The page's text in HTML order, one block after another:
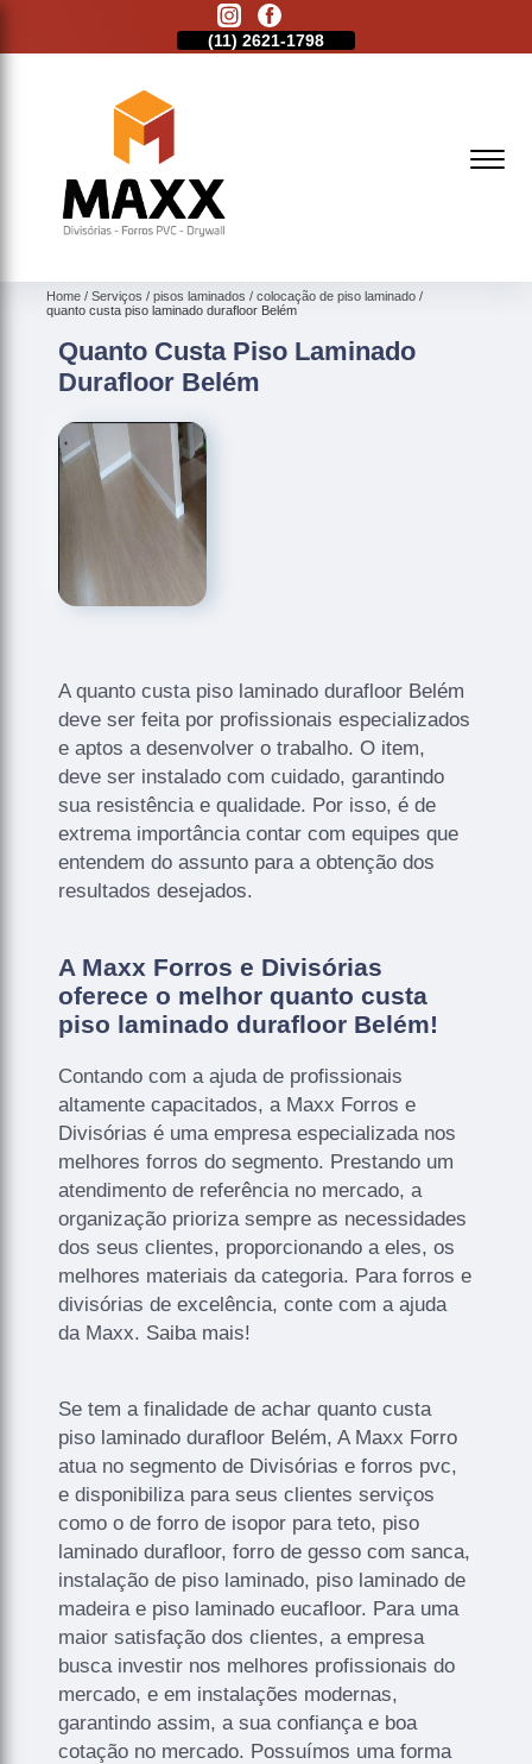
(11) 2621-1798
Home Serviços pisos laminados
colocação de piso laminado
quanto custa piso laminado durafloor Belém
Quanto Custa Piso Laminado
Durafloor Belém
A quanto custa piso laminado durafloor Belém
deve ser feita por profissionais especializados
e aptos a desenvolver o trabalho. O item,
deve ser instalado com cuidado, garantindo
sua resistência e qualidade. Por isso, é de
extrema importância contar com equipes que
entendem do assunto para a obtenção dos
resultados desejados.
A Maxx Forros e Divisórias
oferece o melhor quanto custa
piso laminado durafloor Belém!
Contando com a ajuda de profissionais
altamente capacitados, a Maxx Forros e
Divisórias é uma empresa especializada nos
melhores forros do segmento. Prestando um
atendimento de referência no mercado, a
organização prioriza sempre as necessidades
dos seus clientes, proporcionando a eles, os
melhores materiais da categoria. Para forros e
divisórias de excelência, conte com a ajuda
da Maxx. Saiba mais!
Se tem a finalidade de achar quanto custa
piso laminado durafloor Belém, A Maxx Forro
atua no segmento de Divisórias e forros pvc,
e disponibiliza para seus clientes serviços
como o de forro de isopor para teto, piso
laminado durafloor, forro de gesso com sanca,
instalação de piso laminado, piso laminado de
madeira e piso laminado eucafloor. Para uma
maior satisfação dos clientes, a empresa
busca investir nos melhores profissionais do
mercado, e em instalações modernas,
garantindo assim, a sua confiança e boa
cotação no mercado. Possuímos uma forma